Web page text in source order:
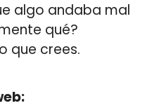
algo andaba mal
qué?
que crees.